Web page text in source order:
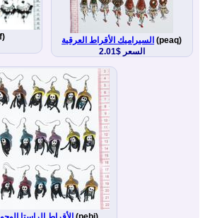
السيراميك الأقراط العرقية (peaq)
السعر $2.01